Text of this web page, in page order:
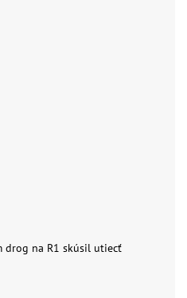
drog na R1 skúsil utiecť